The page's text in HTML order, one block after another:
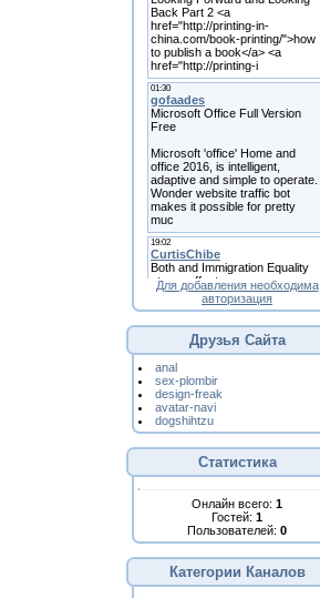
Для добавления необходима
авторизация
Друзья Сайта
anal
sex-plombir
design-freak
avatar-navi
dogshihtzu
Статистика
Онлайн всего: 1
Гостей: 1
Пользователей: 0
Категории Каналов